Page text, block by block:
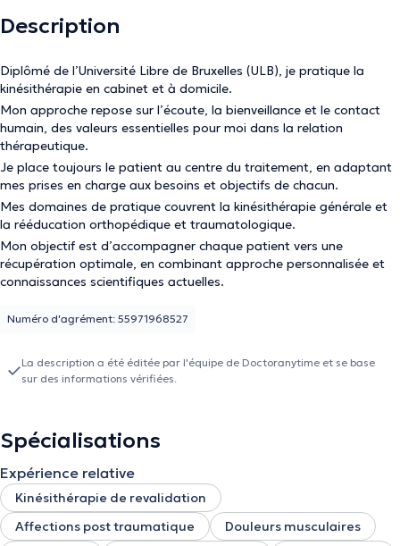
Description
Diplômé de l’Université Libre de Bruxelles (ULB), je pratique la
kinésithérapie en cabinet et à domicile.
Mon approche repose sur l’écoute, la bienveillance et le contact
humain, des valeurs essentielles pour moi dans la relation
thérapeutique.
Je place toujours le patient au centre du traitement, en adaptant
mes prises en charge aux besoins et objectifs de chacun.
Mes domaines de pratique couvrent la kinésithérapie générale et
la rééducation orthopédique et traumatologique.
Mon objectif est d’accompagner chaque patient vers une
récupération optimale, en combinant approche personnalisée et
connaissances scientifiques actuelles.
Numéro d'agrément: 55971968527
La description a été éditée par l'équipe de Doctoranytime et se base
sur des informations vérifiées.
Spécialisations
Expérience relative
Kinésithérapie de revalidation
Affections post traumatique
Douleurs musculaires